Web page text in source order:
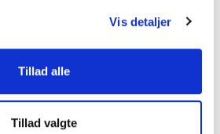
Vis detaljer
Tillad alle
Tillad valgte